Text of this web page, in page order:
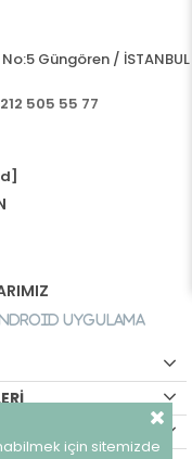
Güngören / İSTANBUL
505 55 77
Uygulama
için sitemizde